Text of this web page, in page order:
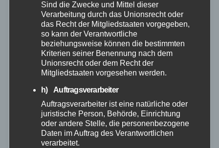
Senior übersieht Fußgängerin:
Unfall an Kreuzung
Sind die Zwecke und Mittel dieser
Verarbeitung durch das Unionsrecht oder
das Recht der Mitgliedstaaten vorgegeben,
so kann der Verantwortliche
beziehungsweise können die bestimmten
Kriterien seiner Benennung nach dem
Unionsrecht oder dem Recht der
Mitgliedstaaten vorgesehen werden.
h) Auftragsverarbeiter
Auftragsverarbeiter ist eine natürliche oder
juristische Person, Behörde, Einrichtung
oder andere Stelle, die personenbezogene
Daten im Auftrag des Verantwortlichen
verarbeitet.